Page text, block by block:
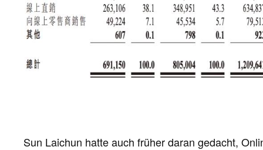
Sun Laichun hatte auch früher daran gedacht,